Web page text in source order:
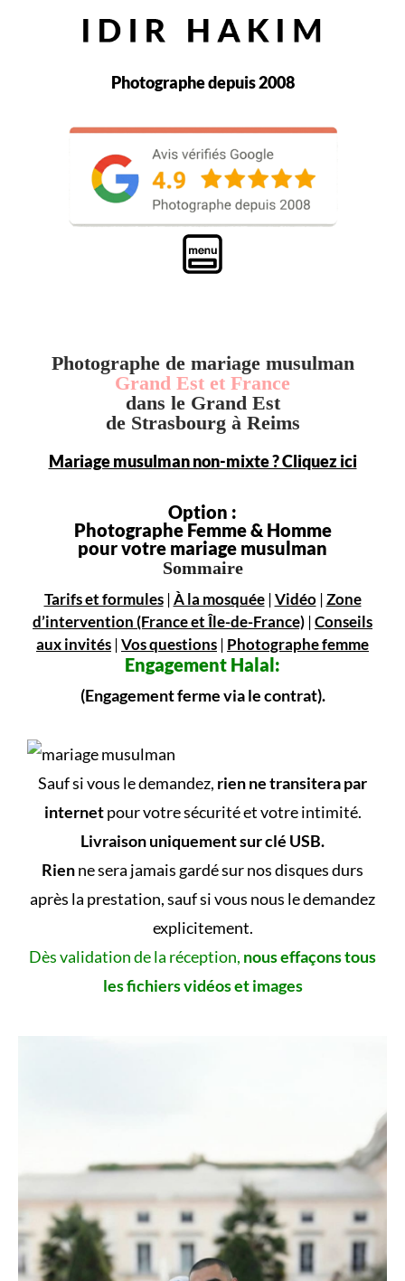
Photographe depuis 2008
Photographe de mariage musulman
Grand Est et France
dans le Grand Est
de Strasbourg à Reims
Mariage musulman non-mixte ? Cliquez ici
Option :
Photographe Femme & Homme
pour votre mariage musulman
Sommaire
Tarifs et formules|À la mosquée|Vidéo|Zone
d’intervention (France et Île-de-France) |Conseils
aux invités |Vos questions | Photographe femme
Engagement Halal:
(Engagement ferme via le contrat).
Sauf si vous le demandez, rien ne transitera par
internetpour votre sécurité et votre intimité.
Livraison uniquement sur clé USB.
Rienne sera jamais gardé sur nos disques durs
après la prestation, sauf si vous nous le demandez
explicitement.
Dès validation de la réception, nous effaçons tous
les fichiers vidéos et images